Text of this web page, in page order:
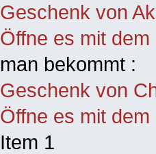
Geschenk von
Öffne es mit
man bekommt :
Geschenk von
Öffne es mit
Item 1